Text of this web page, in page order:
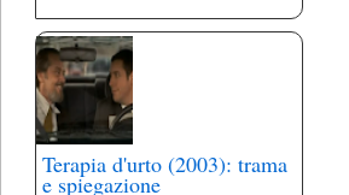
Terapia d'urto (2003): trama
e spiegazione